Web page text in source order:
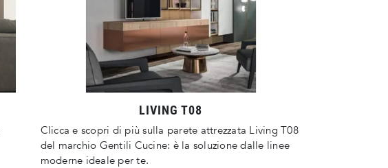
LIVING T08
Clicca e scopri di più sulla parete attrezzata Living T08
del marchio Gentili Cucine: è la soluzione dalle linee
moderne ideale per te.